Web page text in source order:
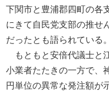
下関市と豊浦郡四町の各
にきて自民党支部の推せ
だったとも語られている。
もともと安倍代議士と
小業者たたきの一方で、
円単位の異常な発注額が